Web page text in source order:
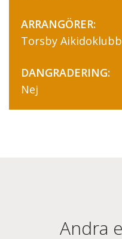
ARRANGÖRER:
Torsby Aikidoklubb
DANGRADERING:
Nej
Andra